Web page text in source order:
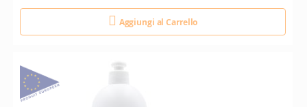
Aggiungi al Carrello